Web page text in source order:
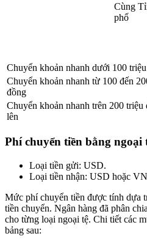
Cùng
phố
Chuyển khoản nhanh dưới 100
Chuyển khoản nhanh từ 100 đến
đồng
Chuyển khoản nhanh trên 200 triệu
lên
Phí chuyển tiền bằng ngoại
Loại tiền gửi: USD.
Loại tiền nhận: USD hoặc
Mức phí chuyển tiền được tính dựa
tiền chuyển. Ngân hàng đã phân
cho từng loại ngoại tệ. Chi tiết các
bảng sau: